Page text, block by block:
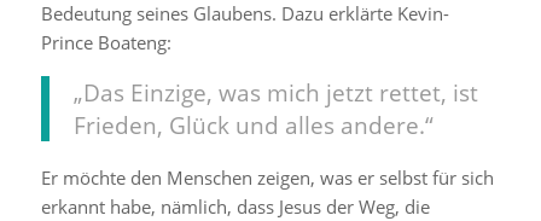
Bedeutung seines Glaubens. Dazu erklärte Kevin-
Prince Boateng:
„Das Einzige, was mich jetzt rettet, ist
Frieden, Glück und alles andere.“
Er möchte den Menschen zeigen, was er selbst für sich
erkannt habe, nämlich, dass Jesus der Weg, die